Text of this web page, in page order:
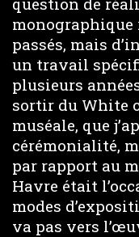
passés, mais
un travail
plusieurs
sortir du White
muséale, que
cérémonialité,
par rapport au
Havre était
modes
va pas vers